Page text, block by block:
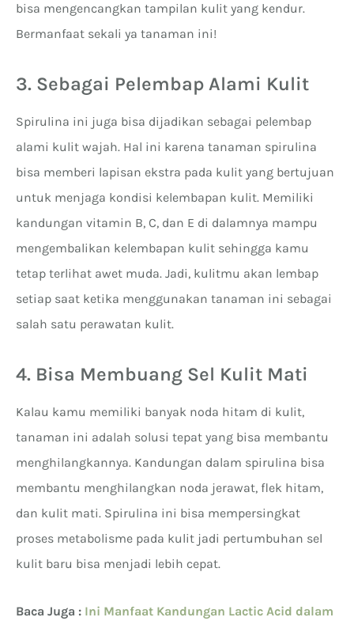
bisa mengencangkan tampilan kulit yang kendur.
Bermanfaat sekali ya tanaman ini!
3. Sebagai Pelembap Alami Kulit
Spirulina ini juga bisa dijadikan sebagai pelembap
alami kulit wajah. Hal ini karena tanaman spirulina
bisa memberi lapisan ekstra pada kulit yang bertujuan
untuk menjaga kondisi kelembapan kulit. Memiliki
kandungan vitamin B, C, dan E di dalamnya mampu
mengembalikan kelembapan kulit sehingga kamu
tetap terlihat awet muda. Jadi, kulitmu akan lembap
setiap saat ketika menggunakan tanaman ini sebagai
salah satu perawatan kulit.
4. Bisa Membuang Sel Kulit Mati
Kalau kamu memiliki banyak noda hitam di kulit,
tanaman ini adalah solusi tepat yang bisa membantu
menghilangkannya. Kandungan dalam spirulina bisa
membantu menghilangkan noda jerawat, flek hitam,
dan kulit mati. Spirulina ini bisa mempersingkat
proses metabolisme pada kulit jadi pertumbuhan sel
kulit baru bisa menjadi lebih cepat.
Baca Juga : Ini Manfaat Kandungan Lactic Acid dalam